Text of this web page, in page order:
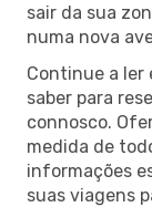
sair da sua
numa nova
Continue a ler
saber para
connosco.
medida de
informações
suas viagens